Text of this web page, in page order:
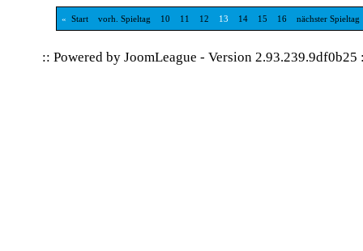
« Start vorh. Spieltag 10 11 12 13 14 15 16 nächster Spieltag
:: Powered by JoomLeague - Version 2.93.239.9df0b25